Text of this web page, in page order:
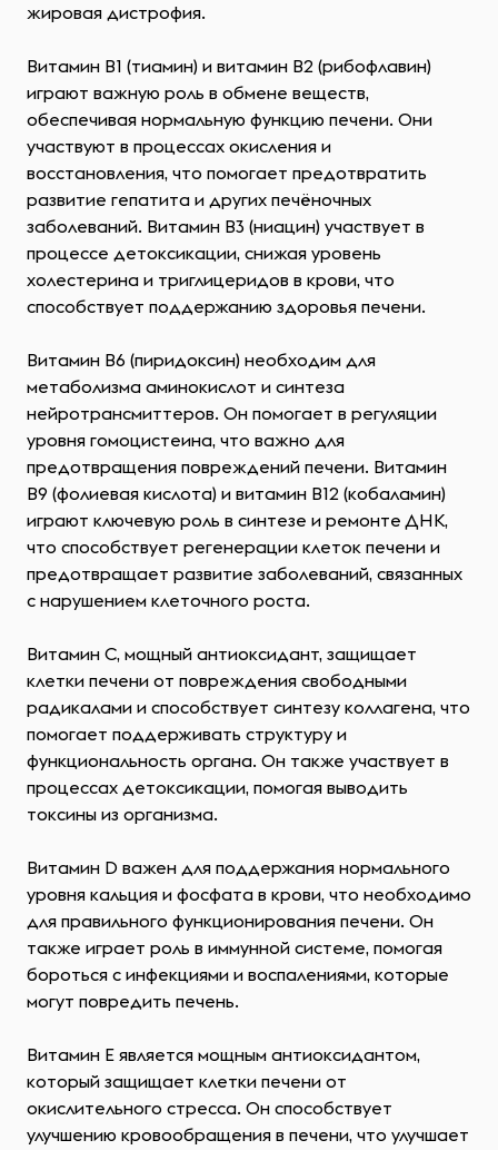
жировая дистрофия.
Витамин B1 (тиамин) и витамин B2 (рибофлавин)
играют важную роль в обмене веществ,
обеспечивая нормальную функцию печени. Они
участвуют в процессах окисления и
восстановления, что помогает предотвратить
развитие гепатита и других печёночных
заболеваний. Витамин B3 (ниацин) участвует в
процессе детоксикации, снижая уровень
холестерина и триглицеридов в крови, что
способствует поддержанию здоровья печени.
Витамин B6 (пиридоксин) необходим для
метаболизма аминокислот и синтеза
нейротрансмиттеров. Он помогает в регуляции
уровня гомоцистеина, что важно для
предотвращения повреждений печени. Витамин
B9 (фолиевая кислота) и витамин B12 (кобаламин)
играют ключевую роль в синтезе и ремонте ДНК,
что способствует регенерации клеток печени и
предотвращает развитие заболеваний, связанных
с нарушением клеточного роста.
Витамин C, мощный антиоксидант, защищает
клетки печени от повреждения свободными
радикалами и способствует синтезу коллагена, что
помогает поддерживать структуру и
функциональность органа. Он также участвует в
процессах детоксикации, помогая выводить
токсины из организма.
Витамин D важен для поддержания нормального
уровня кальция и фосфата в крови, что необходимо
для правильного функционирования печени. Он
также играет роль в иммунной системе, помогая
бороться с инфекциями и воспалениями, которые
могут повредить печень.
Витамин E является мощным антиоксидантом,
который защищает клетки печени от
окислительного стресса. Он способствует
улучшению кровообращения в печени, что улучшает